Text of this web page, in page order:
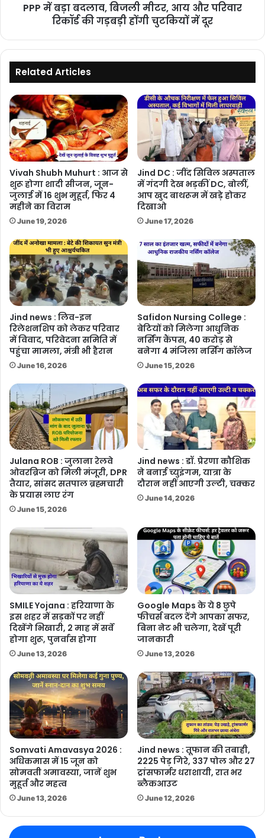
रिकॉर्ड
दूर
PPP में बड़ा बदलाव, बिजली मीटर, आय और परिवार
रिकॉर्ड की गड़बड़ी होंगी चुटकियों में दूर
Related Articles
Vivah Shubh Muhurt : आज से
शुरू होगा शादी सीजन, जून-
जुलाई में 16 शुभ मुहूर्त, फिर 4
महीने का विराम
June 19, 2026
Jind DC : जींद सिविल अस्पताल
में गंदगी देख भड़कीं DC, बोलीं,
आप खुद बाथरूम में खड़े होकर
दिखाओ
June 17, 2026
Jind news : लिव-इन
रिलेशनशिप को लेकर परिवार
में विवाद, परिवेदना समिति में
पहुंचा मामला, मंत्री भी हैरान
June 16, 2026
Safidon Nursing College :
बेटियों को मिलेगा आधुनिक
नर्सिंग कैंपस, 40 करोड़ से
बनेगा 4 मंजिला नर्सिंग कॉलेज
June 15, 2026
Julana ROB : जुलाना रेलवे
ओवरब्रिज को मिली मंजूरी, DPR
तैयार, सांसद सतपाल ब्रह्मचारी
के प्रयास लाए रंग
June 15, 2026
Jind news : डॉ. प्रेरणा कौशिक
ने बनाई च्युइंगम, यात्रा के
दौरान नहीं आएगी उल्टी, चक्कर
June 14, 2026
SMILE Yojana : हरियाणा के
इस शहर में सड़कों पर नहीं
दिखेंगे भिखारी, 2 माह में सर्वे
होगा शुरू, पुनर्वास होगा
June 13, 2026
Google Maps के ये 8 छुपे
फीचर्स बदल देंगे आपका सफर,
बिना नेट भी चलेगा, देखें पूरी
जानकारी
June 13, 2026
Somvati Amavasya 2026 :
अधिकमास में 15 जून को
सोमवती अमावस्या, जानें शुभ
मुहूर्त और महत्व
June 13, 2026
Jind news : तूफान की तबाही,
2225 पेड़ गिरे, 337 पोल और 27
ट्रांसफार्मर धराशायी, रात भर
ब्लैकआउट
June 12, 2026